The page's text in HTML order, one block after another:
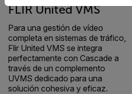
FLIR United VMS
Para una gestión de vídeo
completa en sistemas de tráfico,
Flir United VMS se integra
perfectamente con Cascade a
través de un complemento
UVMS dedicado para una
solución cohesiva y eficaz.